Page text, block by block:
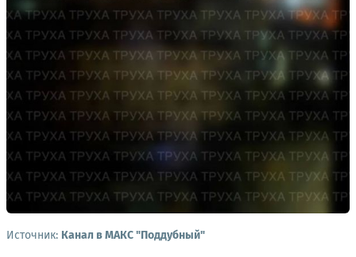
Источник: Канал в МАКС "Поддубный"